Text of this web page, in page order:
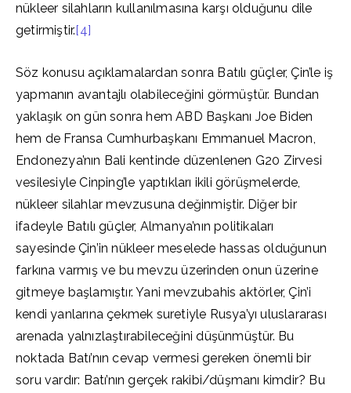
nükleer silahların kullanılmasına karşı olduğunu dile
getirmiştir.[4]
Söz konusu açıklamalardan sonra Batılı güçler, Çin’le iş
yapmanın avantajlı olabileceğini görmüştür. Bundan
yaklaşık on gün sonra hem ABD Başkanı Joe Biden
hem de Fransa Cumhurbaşkanı Emmanuel Macron,
Endonezya’nın Bali kentinde düzenlenen G20 Zirvesi
vesilesiyle Cinping’le yaptıkları ikili görüşmelerde,
nükleer silahlar mevzusuna değinmiştir. Diğer bir
ifadeyle Batılı güçler, Almanya’nın politikaları
sayesinde Çin’in nükleer meselede hassas olduğunun
farkına varmış ve bu mevzu üzerinden onun üzerine
gitmeye başlamıştır. Yani mevzubahis aktörler, Çin’i
kendi yanlarına çekmek suretiyle Rusya’yı uluslararası
arenada yalnızlaştırabileceğini düşünmüştür. Bu
noktada Batı’nın cevap vermesi gereken önemli bir
soru vardır: Batı’nın gerçek rakibi/düşmanı kimdir? Bu